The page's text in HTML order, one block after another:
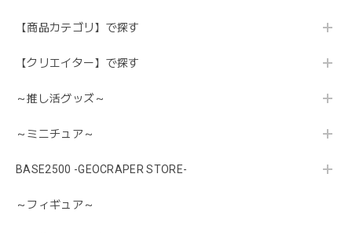
【商品カテゴリ】で探す
【クリエイター】で探す
～推し活グッズ～
～ミニチュア～
BASE2500 -GEOCRAPER STORE-
～フィギュア～